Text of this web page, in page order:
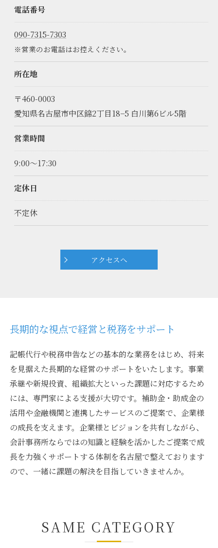
電話番号
090-7315-7303
※営業のお電話はお控えください。
所在地
〒460-0003
愛知県名古屋市中区錦2丁目18−5 白川第6ビル5階
営業時間
9:00～17:30
定休日
不定休
アクセスへ
長期的な視点で経営と税務をサポート
記帳代行や税務申告などの基本的な業務をはじめ、将来
を見据えた長期的な経営のサポートをいたします。事業
承継や新規投資、組織拡大といった課題に対応するため
には、専門家による支援が大切です。補助金・助成金の
活用や金融機関と連携したサービスのご提案で、企業様
の成長を支えます。企業様とビジョンを共有しながら、
会計事務所ならではの知識と経験を活かしたご提案で成
長を力強くサポートする体制を名古屋で整えております
ので、一緒に課題の解決を目指していきませんか。
SAME CATEGORY